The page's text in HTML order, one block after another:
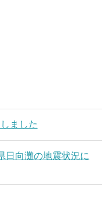
ました
日向灘の地震状況に